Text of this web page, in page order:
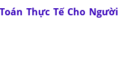
Thực Tế Cho Người